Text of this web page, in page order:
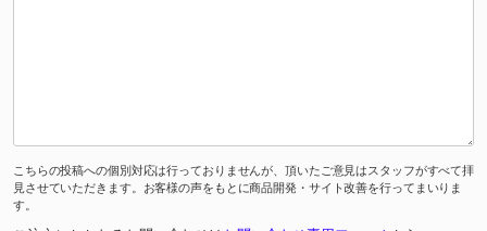
こちらの投稿への個別対応は行っておりませんが、頂いたご意見はスタッフがすべて拝
見させていただきます。お客様の声をもとに商品開発・サイト改善を行ってまいりま
す。